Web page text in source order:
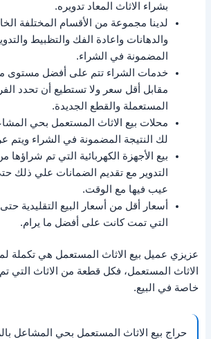
بشراء الاثاث المعاد تدويره.
لدينا مجموعة من الأقسام المختلفة
والدهانات واعادة الفك والتظبيط
المضمونة في الشراء.
خدمات الشراء تتم على أفضل مستوى من
مقابل أقل سعر ولا تستطيع أن تحدد
المستعملة والقطع الجديدة.
محلات بيع الاثاث المستعمل بحي
لك النتيجة المضمونة في الشراء ويتم
بيع الأجهزة الكهربائية التي تم شراؤها
التدوير مع تقديم الضمانات علي ذلك
عيب فيها مع الوقت.
أسعار أقل من أسعار البيع التقليدية
التي تمت كانت على أفضل ما يرام.
عزيزي عميل بيع الاثاث المستعمل هي تكملة
الاثاث المستعمل، فكل قطعة من الاثاث التي
خاصة في البيع.
حراج بيع الاثاث المستعمل بحي المشاعل